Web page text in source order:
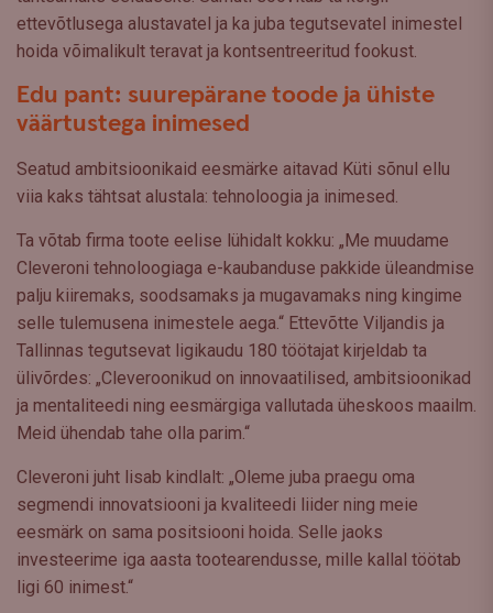
ettevõtlusega alustavatel ja ka juba tegutsevatel inimestel
hoida võimalikult teravat ja kontsentreeritud fookust.
Edu pant: suurepärane toode ja ühiste
väärtustega inimesed
Seatud ambitsioonikaid eesmärke aitavad Küti sõnul ellu
viia kaks tähtsat alustala: tehnoloogia ja inimesed.
Ta võtab firma toote eelise lühidalt kokku: „Me muudame
Cleveroni tehnoloogiaga e-kaubanduse pakkide üleandmise
palju kiiremaks, soodsamaks ja mugavamaks ning kingime
selle tulemusena inimestele aega.“ Ettevõtte Viljandis ja
Tallinnas tegutsevat ligikaudu 180 töötajat kirjeldab ta
ülivõrdes: „Cleveroonikud on innovaatilised, ambitsioonikad
ja mentaliteedi ning eesmärgiga vallutada üheskoos maailm.
Meid ühendab tahe olla parim.“
Cleveroni juht lisab kindlalt: „Oleme juba praegu oma
segmendi innovatsiooni ja kvaliteedi liider ning meie
eesmärk on sama positsiooni hoida. Selle jaoks
investeerime iga aasta tootearendusse, mille kallal töötab
ligi 60 inimest.“